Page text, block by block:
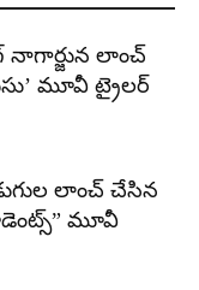
నాగార్జున లాంచ్
మూవీ ట్రైలర్
లాంచ్ చేసిన
మూవీ